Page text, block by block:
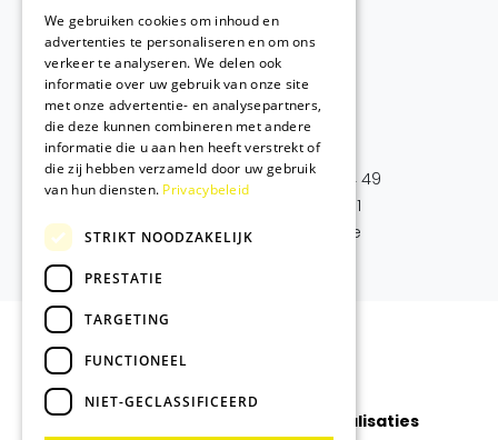
Atelier:
Zwingelaarsstraat 49
8870 Izegem
BTW BE 0697.613.904
T. algemeen +32(0)468 28 04 49
+32(0)471 50 72 11
M. info@mijn-maatwerk.be
Realisaties
We gebruiken cookies om inhoud en
advertenties te personaliseren en om ons
verkeer te analyseren. We delen ook
informatie over uw gebruik van onze site
met onze advertentie- en analysepartners,
die deze kunnen combineren met andere
informatie die u aan hen heeft verstrekt of
die zij hebben verzameld door uw gebruik
van hun diensten. Privacybeleid
STRIKT NOODZAKELIJK
PRESTATIE
TARGETING
FUNCTIONEEL
NIET-GECLASSIFICEERD